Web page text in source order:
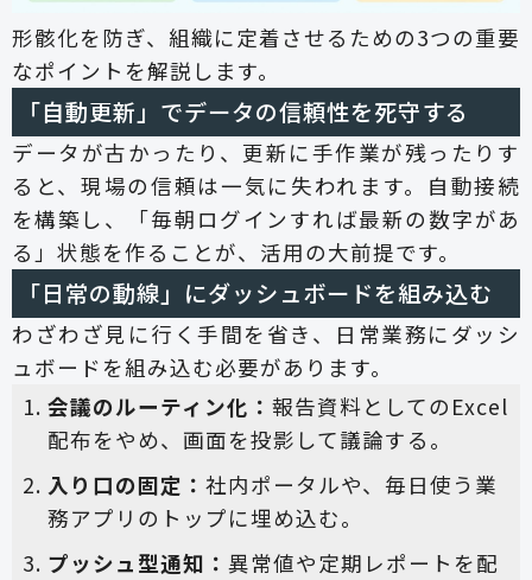
形骸化を防ぎ、組織に定着させるための3つの重要
なポイントを解説します。
「自動更新」でデータの信頼性を死守する
データが古かったり、更新に手作業が残ったりす
ると、現場の信頼は一気に失われます。自動接続
を構築し、「毎朝ログインすれば最新の数字があ
る」状態を作ることが、活用の大前提です。
「日常の動線」にダッシュボードを組み込む
わざわざ見に行く手間を省き、日常業務にダッシ
ュボードを組み込む必要があります。
会議のルーティン化： 報告資料としてのExcel
配布をやめ、画面を投影して議論する。
入り口の固定： 社内ポータルや、毎日使う業
務アプリのトップに埋め込む。
プッシュ型通知： 異常値や定期レポートを配